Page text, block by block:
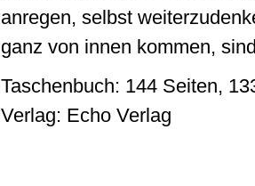
anregen, selbst
ganz von innen kommen,
Taschenbuch: 144 Seiten,
Verlag: Echo Verlag